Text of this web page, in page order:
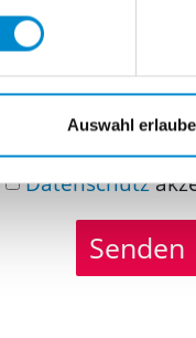
Auswahl
Datenschutz
Senden